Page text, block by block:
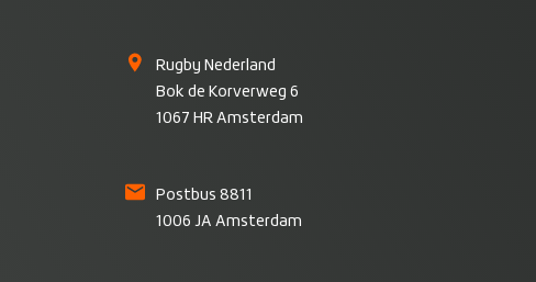
Rugby Nederland
Bok de Korverweg 6
1067 HR Amsterdam
Postbus 8811
1006 JA Amsterdam